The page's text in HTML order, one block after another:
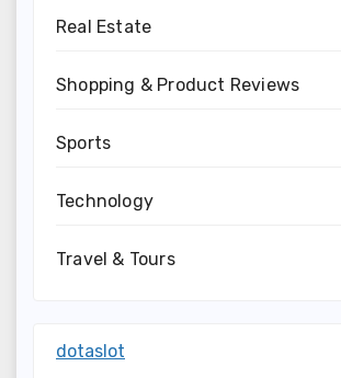
Real Estate
Shopping & Product Reviews
Sports
Technology
Travel & Tours
dotaslot